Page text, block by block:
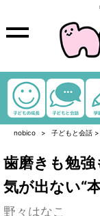
nobico 子どもと会話 >
歯磨きも勉
気が出ない“
野々はなこ